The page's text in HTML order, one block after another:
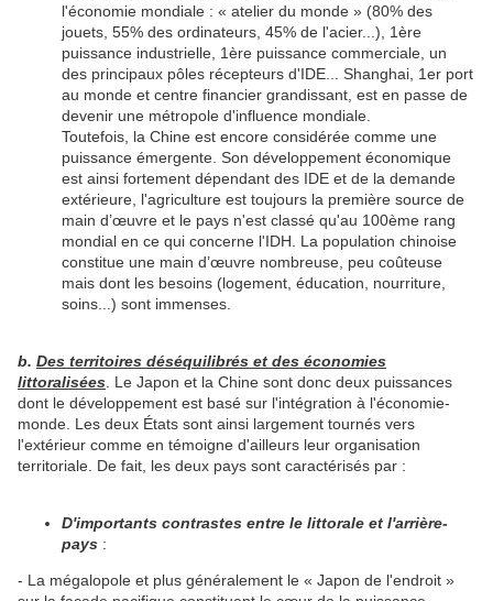
l'économie mondiale : « atelier du monde » (80% des
jouets, 55% des ordinateurs, 45% de l'acier...), 1ère
puissance industrielle, 1ère puissance commerciale, un
des principaux pôles récepteurs d'IDE... Shanghai, 1er port
au monde et centre financier grandissant, est en passe de
devenir une métropole d'influence mondiale.
Toutefois, la Chine est encore considérée comme une
puissance émergente. Son développement économique
est ainsi fortement dépendant des IDE et de la demande
extérieure, l'agriculture est toujours la première source de
main d’œuvre et le pays n'est classé qu'au 100ème rang
mondial en ce qui concerne l'IDH. La population chinoise
constitue une main d’œuvre nombreuse, peu coûteuse
mais dont les besoins (logement, éducation, nourriture,
soins...) sont immenses.
b. Des territoires déséquilibrés et des économies
littoralisées . Le Japon et la Chine sont donc deux puissances
dont le développement est basé sur l'intégration à l'économie-
monde. Les deux États sont ainsi largement tournés vers
l'extérieur comme en témoigne d'ailleurs leur organisation
territoriale. De fait, les deux pays sont caractérisés par :
D'importants contrastes entre le littorale et l'arrière-
pays :
- La mégalopole et plus généralement le « Japon de l'endroit »